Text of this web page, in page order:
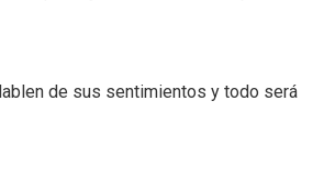
de sus sentimientos y todo será